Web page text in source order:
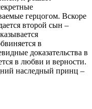
герцогом. Вскоре
второй сын –
в
доказательства в
в любви и верности.
наследный принц –